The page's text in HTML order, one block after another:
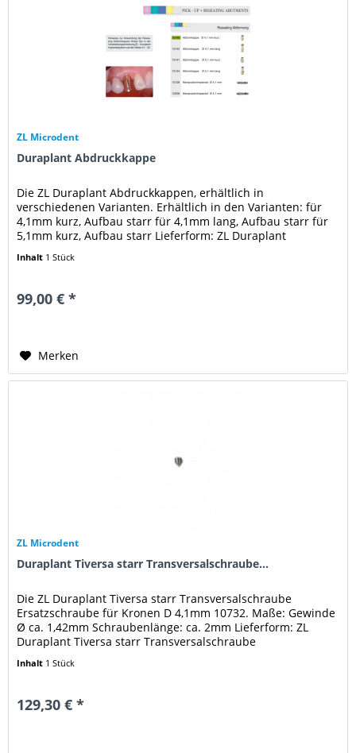
ZL Microdent
Duraplant Abdruckkappe
Die ZL Duraplant Abdruckkappen, erhältlich in
verschiedenen Varianten. Erhältlich in den Varianten: für
4,1mm kurz, Aufbau starr für 4,1mm lang, Aufbau starr für
5,1mm kurz, Aufbau starr Lieferform: ZL Duraplant
Inhalt 1 Stück
99,00 € *
Merken
ZL Microdent
Duraplant Tiversa starr Transversalschraube...
Die ZL Duraplant Tiversa starr Transversalschraube
Ersatzschraube für Kronen D 4,1mm 10732. Maße: Gewinde
Ø ca. 1,42mm Schraubenlänge: ca. 2mm Lieferform: ZL
Duraplant Tiversa starr Transversalschraube
Inhalt 1 Stück
129,30 € *